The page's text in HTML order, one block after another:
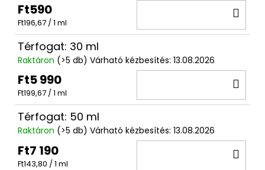
Ft590
Egységár:
Ft196,67 / 1 ml
Térfogat: 30 ml
Raktáron (>5 db) Várható kézbesítés: 13.08.2026
Ft5 990
Egységár:
Ft199,67 / 1 ml
Térfogat: 50 ml
Raktáron (>5 db) Várható kézbesítés: 13.08.2026
Ft7 190
Egységár:
Ft143,80 / 1 ml